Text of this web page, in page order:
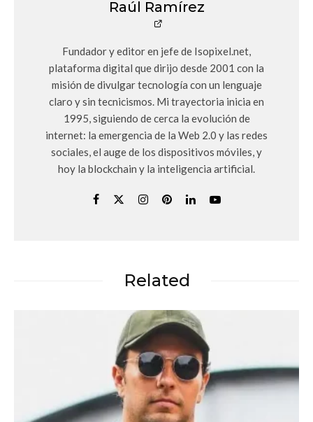
Raúl Ramírez
Fundador y editor en jefe de Isopixel.net,
plataforma digital que dirijo desde 2001 con la
misión de divulgar tecnología con un lenguaje
claro y sin tecnicismos. Mi trayectoria inicia en
1995, siguiendo de cerca la evolución de
internet: la emergencia de la Web 2.0 y las redes
sociales, el auge de los dispositivos móviles, y
hoy la blockchain y la inteligencia artificial.
Related